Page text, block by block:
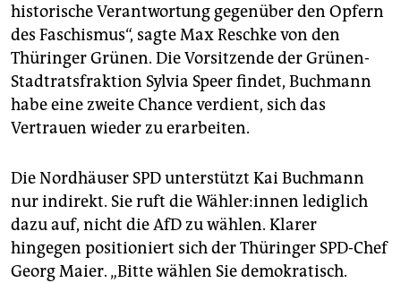
historische Verantwortung gegenüber den Opfern
des Faschismus“, sagte Max Reschke von den
Thüringer Grünen. Die Vorsitzende der Grünen-
Stadtratsfraktion Sylvia Speer findet, Buchmann
habe eine zweite Chance verdient, sich das
Vertrauen wieder zu erarbeiten.
Die Nordhäuser SPD unterstützt Kai Buchmann
nur indirekt. Sie ruft die Wäh­le­r:in­nen lediglich
dazu auf, nicht die AfD zu wählen. Klarer
hingegen positioniert sich der Thüringer SPD-Chef
Georg Maier. „Bitte wählen Sie demokratisch.